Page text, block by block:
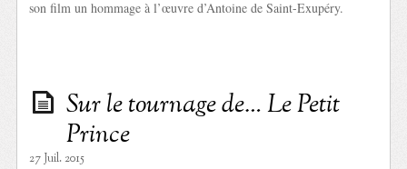
son film un hommage à l’œuvre d’Antoine de Saint-Exupéry.
Sur le tournage de… Le Petit
Prince
27 Juil. 2015